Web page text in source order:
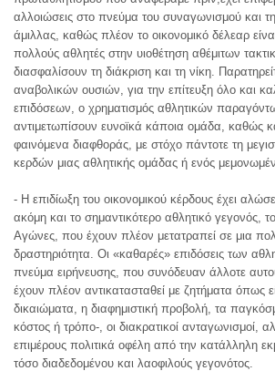
αλλοιώσεις στο πνεύμα του συναγωνισμού και
άμιλλας, καθώς πλέον το οικονομικό δέλεαρ
πολλούς αθλητές στην υιοθέτηση αθέμιτων
διασφαλίσουν τη διάκριση και τη νίκη.
αναβολικών ουσιών, για την επίτευξη όλο και
επιδόσεων, ο χρηματισμός αθλητικών
αντιμετωπίσουν ευνοϊκά κάποια ομάδα, καθώς
φαινόμενα διαφθοράς, με στόχο πάντοτε τη
κερδών μιας αθλητικής ομάδας ή ενός
- Η επιδίωξη του οικονομικού κέρδους έχει
ακόμη και το σημαντικότερο αθλητικό γεγονός,
Αγώνες, που έχουν πλέον μετατραπεί σε μια
δραστηριότητα. Οι «καθαρές» επιδόσεις των
πνεύμα ειρήνευσης, που συνόδευαν άλλοτε
έχουν πλέον αντικατασταθεί με ζητήματα όπως
δικαιώματα, η διαφημιστική προβολή, τα
κόστος ή τρόπο-, οι διακρατικοί ανταγωνισμοί,
επιμέρους πολιτικά οφέλη από την κατάλληλη
τόσο διαδεδομένου και λαοφιλούς γεγονότος.